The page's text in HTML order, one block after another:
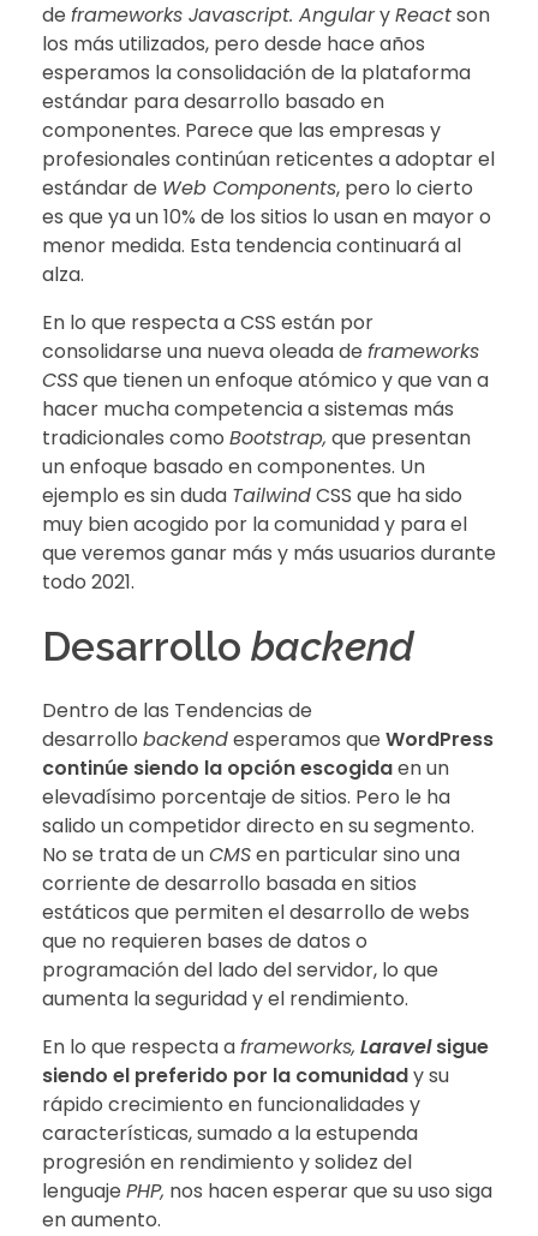
de frameworks Javascript. AngularyReactson
los más utilizados, pero desde hace años
esperamos la consolidación de la plataforma
estándar para desarrollo basado en
componentes. Parece que las empresas y
profesionales continúan reticentes a adoptar el
estándar de Web Components, pero lo cierto
es que ya un 10% de los sitios lo usan en mayor o
menor medida. Esta tendencia continuará al
alza.
En lo que respecta a CSS están por
consolidarse una nueva oleada de frameworks
CSSque tienen un enfoque atómico y que van a
hacer mucha competencia a sistemas más
tradicionales como Bootstrap, que presentan
un enfoque basado en componentes. Un
ejemplo es sin duda TailwindCSS que ha sido
muy bien acogido por la comunidad y para el
que veremos ganar más y más usuarios durante
todo 2021.
Desarrollo backend
Dentro de las Tendencias de
desarrollo backendesperamos que WordPress
continúe siendo la opción escogidaen un
elevadísimo porcentaje de sitios. Pero le ha
salido un competidor directo en su segmento.
No se trata de unCMSen particular sino una
corriente de desarrollo basada en sitios
estáticos que permiten el desarrollo de webs
que no requieren bases de datos o
programación del lado del servidor, lo que
aumenta la seguridad y el rendimiento.
En lo que respecta aframeworks, Laravelsigue
siendo el preferido por la comunidady su
rápido crecimiento en funcionalidades y
características, sumado a la estupenda
progresión en rendimiento y solidez del
lenguaje PHP, nos hacen esperar que su uso siga
en aumento.